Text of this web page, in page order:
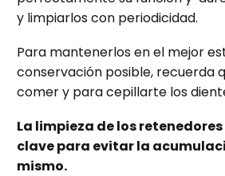
y limpiarlos con periodicidad.
Para mantenerlos en el mejor
conservación posible, recuerda
comer y para cepillarte los
La limpieza de los
clave para evitar la
mismo.